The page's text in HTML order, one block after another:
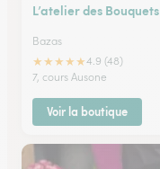
L’atelier des Bouquets
Bazas
★★★★★4.9 (48)
7, cours Ausone
Voir la boutique